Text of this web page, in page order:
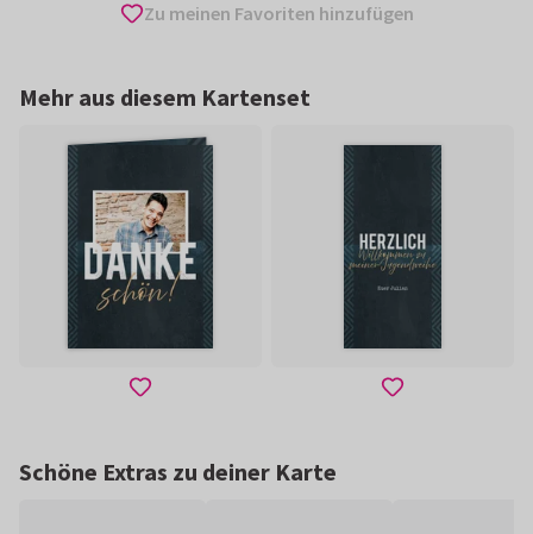
Zu meinen Favoriten hinzufügen
Mehr aus diesem Kartenset
Schöne Extras zu deiner Karte